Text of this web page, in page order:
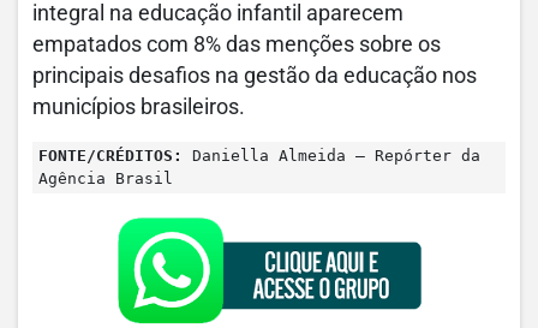
integral na educação infantil aparecem
empatados com 8% das menções sobre os
principais desafios na gestão da educação nos
municípios brasileiros.
FONTE/CRÉDITOS:
Daniella Almeida – Repórter da
Agência Brasil